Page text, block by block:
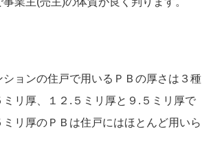
ョンの住戸で用いるＰＢの厚さは３種
リ厚、１２.５ミリ厚と９.５ミリ厚で
リ厚のＰＢは住戸にはほとんど用いら